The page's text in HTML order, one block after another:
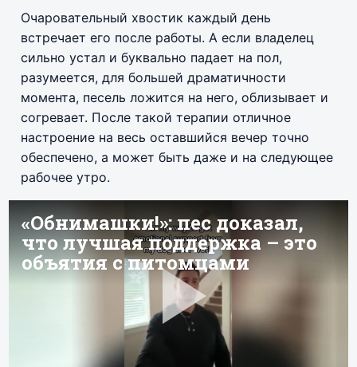
Очаровательный хвостик каждый день
встречает его после работы. А если владелец
сильно устал и буквально падает на пол,
разумеется, для большей драматичности
момента, песель ложится на него, облизывает и
согревает. После такой терапии отличное
настроение на весь оставшийся вечер точно
обеспечено, а может быть даже и на следующее
рабочее утро.